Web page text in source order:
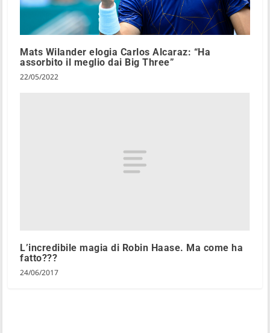
Mats Wilander elogia Carlos Alcaraz: “Ha
assorbito il meglio dai Big Three”
22/05/2022
L’incredibile magia di Robin Haase. Ma come ha
fatto???
24/06/2017